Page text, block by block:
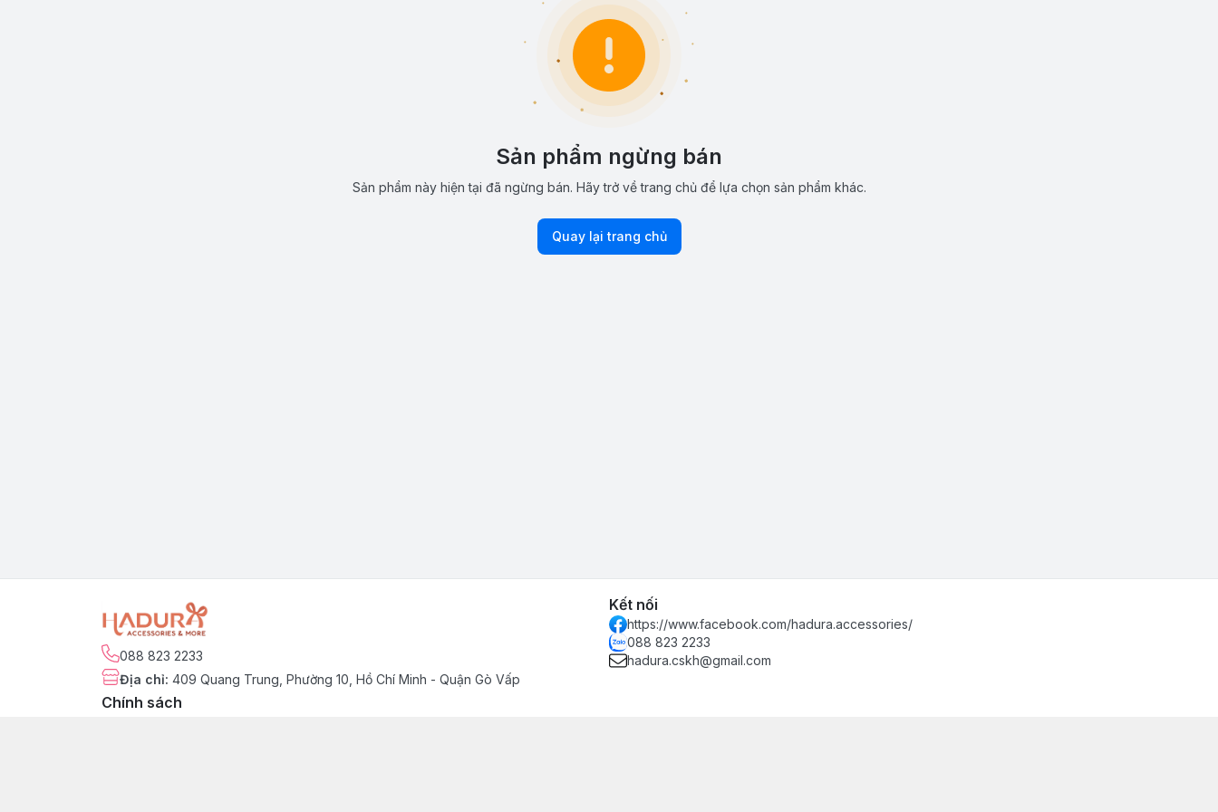
Sản phẩm ngừng bán
Sản phẩm này hiện tại đã ngừng bán. Hãy trở về trang chủ để lựa chọn sản phẩm khác.
Quay lại trang chủ
088 823 2233
Địa chỉ: 409 Quang Trung, Phường 10, Hồ Chí Minh - Quận Gò Vấp
Kết nối
https://www.facebook.com/hadura.accessories/
088 823 2233
hadura.cskh@gmail.com
Chính sách